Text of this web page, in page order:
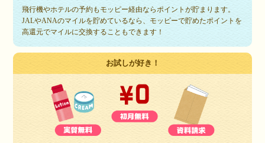
飛行機やホテルの予約もモッピー経由ならポイントが貯まります。
JALやANAのマイルを貯めているなら、モッピーで貯めたポイントを
高還元でマイルに交換することもできます！
お試しが好き！